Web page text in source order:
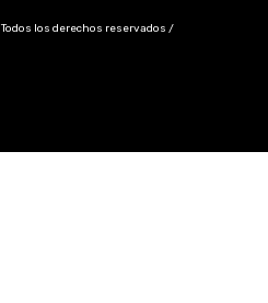
Todos los derechos reservados /